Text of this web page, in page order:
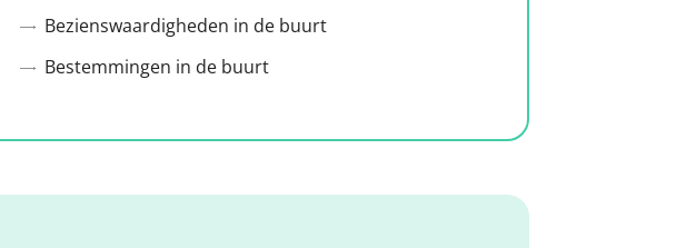
Bezienswaardigheden in de buurt
Bestemmingen in de buurt